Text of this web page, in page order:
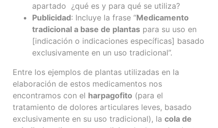
apartado ¿qué es y para qué se utiliza?
Publicidad: Incluye la frase “Medicamento
tradicional a base de plantas para su uso en
[indicación o indicaciones específicas] basado
exclusivamente en un uso tradicional”.
Entre los ejemplos de plantas utilizadas en la
elaboración de estos medicamentos nos
encontramos con el harpagofito (para el
tratamiento de dolores articulares leves, basado
exclusivamente en su uso tradicional), lacola de